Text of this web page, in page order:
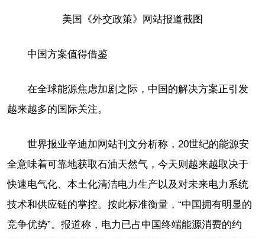
美国《外交政策》网站报道截图
中国方案值得借鉴
在全球能源焦虑加剧之际，中国的解决方案正引发
越来越多的国际关注。
世界报业辛迪加网站刊文分析称，20世纪的能源安
全意味着可靠地获取石油天然气，今天则越来越取决于
快速电气化、本土化清洁电力生产以及对未来电力系统
技术和供应链的掌控。按此标准衡量，“中国拥有明显的
竞争优势”。报道称，电力已占中国终端能源消费的约